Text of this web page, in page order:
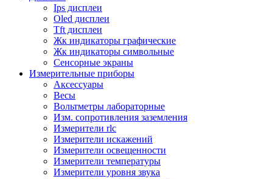
Ips дисплеи
Oled дисплеи
Tft дисплеи
Жк индикаторы графические
Жк индикаторы символьные
Сенсорные экраны
Измерительные приборы
Аксессуары
Весы
Вольтметры лабораторные
Изм. сопротивления заземления
Измерители rlc
Измерители искажений
Измерители освещенности
Измерители температуры
Измерители уровня звука